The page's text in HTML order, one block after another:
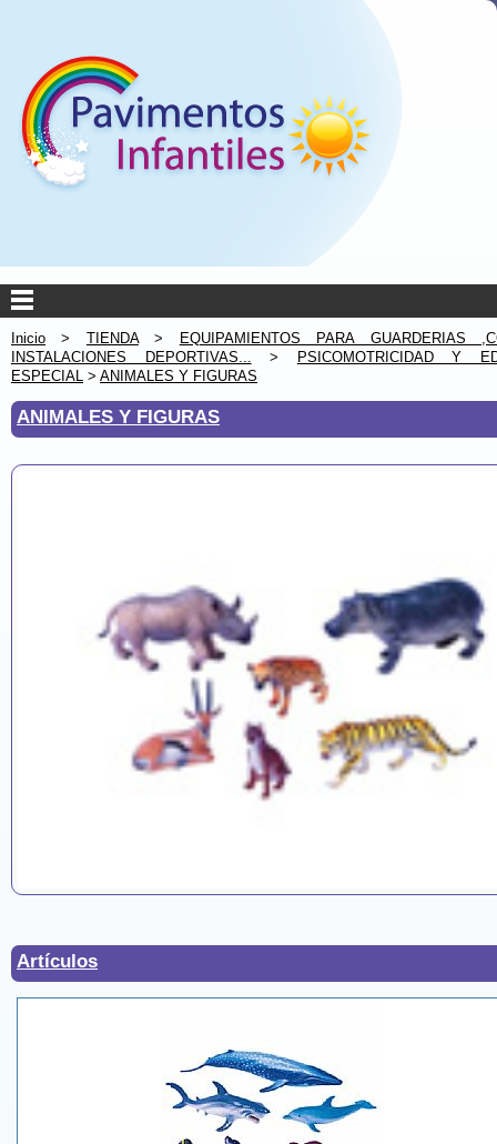
Inicio > TIENDA>
EQUIPAMIENTOS PARA GUARDERIAS
INSTALACIONES DEPORTIVAS... >
PSICOMOTRICIDAD Y
ESPECIAL > ANIMALES Y FIGURAS
ANIMALES Y FIGURAS
Artículos